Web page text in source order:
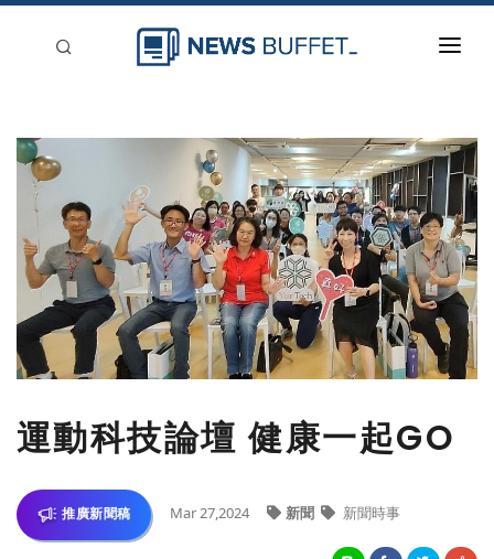
新聞稿分類
刊登
運動科技論壇 健康一起GO
推廣新聞稿 Mar 27,2024 新聞 新聞時事